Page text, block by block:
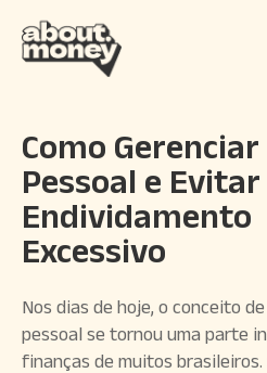
Como
Pessoal e Evitar
Endividamento
Excessivo
Nos dias de hoje, o conceito
pessoal se tornou uma parte
finanças de muitos brasileiros.